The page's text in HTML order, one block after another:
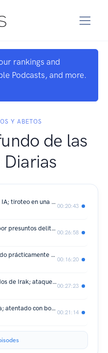
rankings and
Podcasts, and more.
Y ABETOS
de las
Diarias
Virus generado mediante IA; tiroteo en una escuela de Tailandia; TikToker mexicano asesinado durante una transmisión en vivo; Arabia Saudita, Turquía y Pakistán firmarán un acuerdo conjunto de defensa
00:20:43
Nuevo México demanda por presuntos delitos sexuales en el rancho de Epstein; Infantino es acusado de chantaje; descubren un artefacto explosivo en un aeropuerto alemán
00:26:58
Estados Unidos ha utilizado prácticamente todos sus misiles de largo alcance; El-Sayed gana las primarias demócratas de Michigan; una etapa de un cohete de SpaceX se estrella contra la Luna
00:16:20
Retirada de Estados Unidos de Irak; ataques con drones ucranianos contra Moscú; intervención cambiaria conjunta entre Estados Unidos y Japón; bajos niveles de agua del Rin; enfrentamientos en Etiopía
00:27:23
Crisis migratoria en Ceuta; atentado con bomba en Moscú; incendios forestales en Grecia; modelos Qwen3.8-Max de Alibaba y V4-Flash de DeepSeek; Alemania estudia prohibir las gafas inteligentes con IA
00:21:14